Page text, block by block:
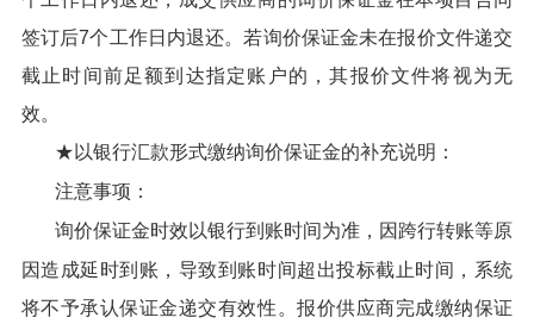
签订后7个工作日内退还。若询价保证金未在报价文件递交
截止时间前足额到达指定账户的，其报价文件将视为无
效。
★以银行汇款形式缴纳询价保证金的补充说明：
注意事项：
询价保证金时效以银行到账时间为准，因跨行转账等原
因造成延时到账，导致到账时间超出投标截止时间，系统
将不予承认保证金递交有效性。报价供应商完成缴纳保证